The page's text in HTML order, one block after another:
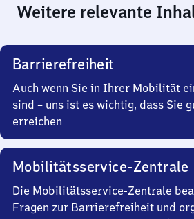
Weitere relevante
Barrierefreiheit
Auch wenn Sie in Ihrer Mobilität
sind – uns ist es wichtig, dass Sie
erreichen
Mobilitätsservice-Zentrale
Die Mobilitätsservice-Zentrale
Fragen zur Barrierefreiheit und